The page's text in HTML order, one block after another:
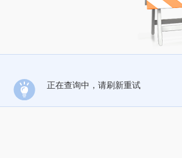
正在查询中，请刷新重试